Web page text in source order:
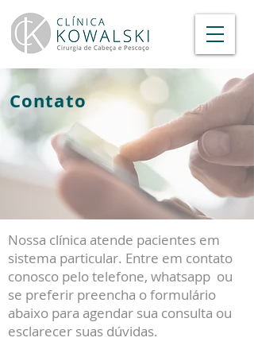
Contato
Nossa clínica atende pacientes em
sistema particular. Entre em contato
conosco pelo telefone, whatsapp ou
se preferir preencha o formulário
abaixo para agendar sua consulta ou
esclarecer suas dúvidas.